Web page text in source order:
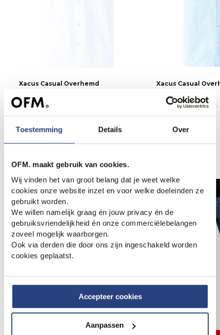
Toestemming Details Over
OFM. maakt gebruik van cookies.
Wij vinden het van groot belang dat je weet welke
cookies onze website inzet en voor welke doeleinden ze
gebruikt worden.
We willen namelijk graag én jouw privacy én de
gebruiksvriendelijkheid én onze commerciëlebelangen
zoveel mogelijk waarborgen.
Ook via derden die door ons zijn ingeschakeld worden
cookies geplaatst.
Accepteer cookies
Aanpassen
Xacus Casual Overhemd
Xacus Casual
169,95